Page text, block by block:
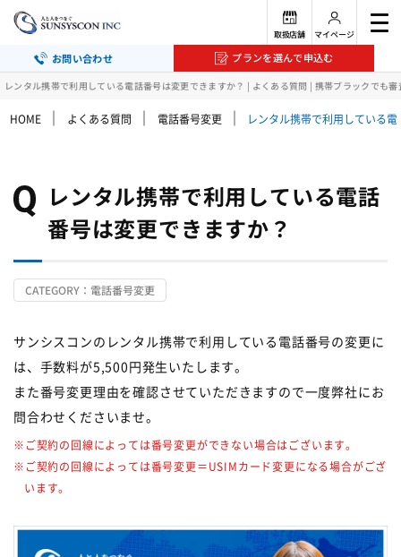
レンタル携帯で利用している電話番号は変更できますか？ | よくある質問 | 携帯ブラックでも
お問い合わせ プランを選んで申込む
取扱店舗 マイページ
HOME ｜ よくある質問 ｜ 電話番号変更 ｜ レンタル携帯で利用している
レンタル携帯で利用している電話
番号は変更できますか？
CATEGORY：電話番号変更
サンシスコンのレンタル携帯で利用している電話番号の変更に
は、手数料が5,500円発生いたします。
また番号変更理由を確認させていただきますので一度弊社にお
問合わせくださいませ。
※ご契約の回線によっては番号変更ができない場合はございます。
※ご契約の回線によっては番号変更＝USIMカード変更になる場合がござ
います。